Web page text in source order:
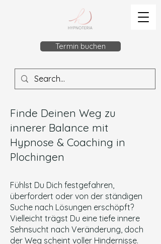
Termin buchen
Finde Deinen Weg zu
innerer Balance mit
Hypnose & Coaching in
Plochingen
Fühlst Du Dich festgefahren,
überfordert oder von der ständigen
Suche nach Lösungen erschöpft?
Vielleicht trägst Du eine tiefe innere
Sehnsucht nach Veränderung, doch
der Weg scheint voller Hindernisse.